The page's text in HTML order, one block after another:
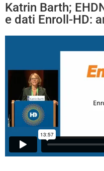
Katrin Barth;
e dati Enroll-HD: